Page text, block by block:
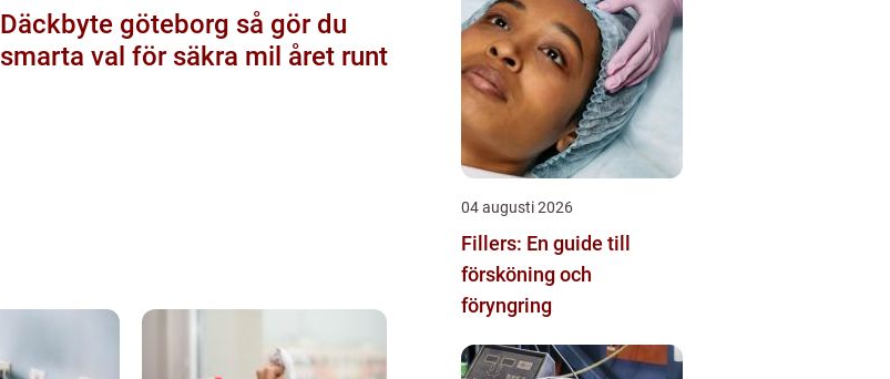
Däckbyte göteborg så gör du
smarta val för säkra mil året runt
04 augusti 2026
Fillers: En guide till
försköning och
föryngring